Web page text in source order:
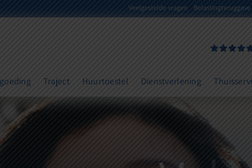
Veelgestelde vragen
Traject Huurtoestel Dienstverlening